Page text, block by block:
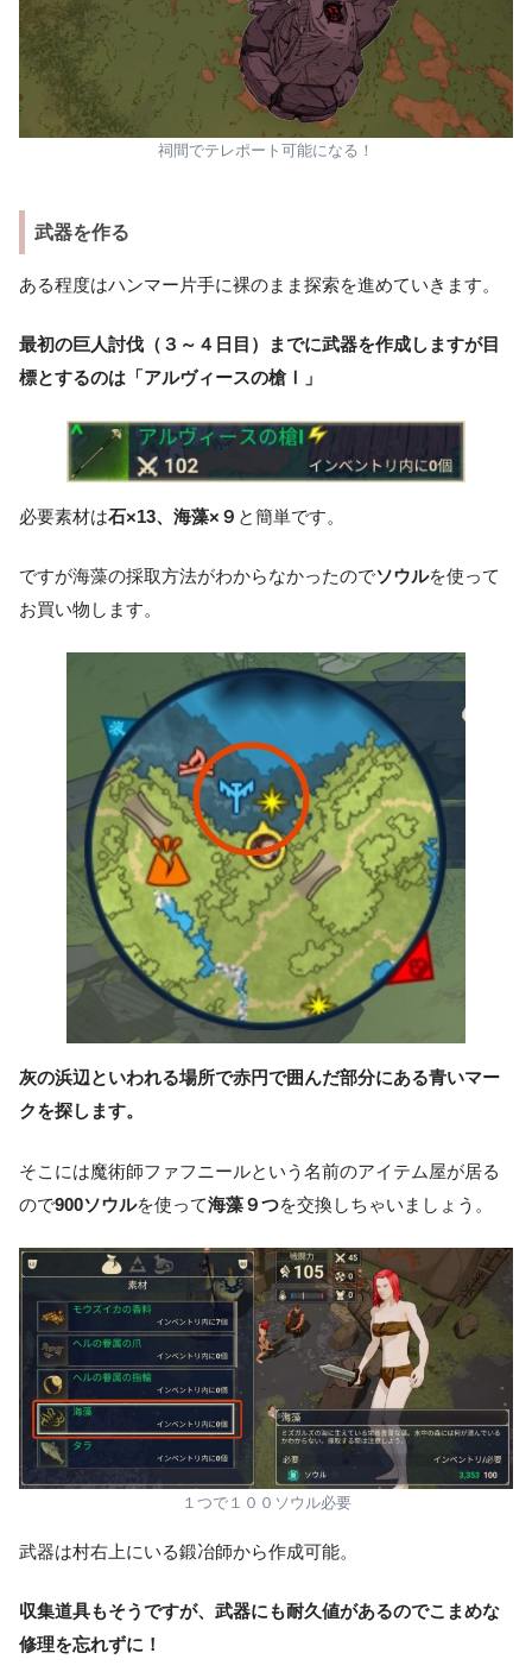
祠間でテレポート可能になる！
武器を作る
ある程度はハンマー片手に裸のまま探索を進めていきます。
最初の巨人討伐 （３～４日目）
までに武器を作成しますが目
標とするのは「アルヴィースの槍Ⅰ」
必要素材は石×13、海藻×９ と簡単です。
ですが海藻の採取方法がわからなかったのでソウルを使って
お買い物します。
灰の浜辺といわれる場所で赤円で囲んだ部分にある青いマー
クを探します。
そこには魔術師ファフニールという名前のアイテム屋が居る
ので900ソウルを使って海藻９つを交換しちゃいましょう。
１つで１００ソウル必要
武器は村右上にいる鍛冶師から作成可能。
収集道具もそうですが、武器にも耐久値があるのでこまめな
修理を忘れずに！